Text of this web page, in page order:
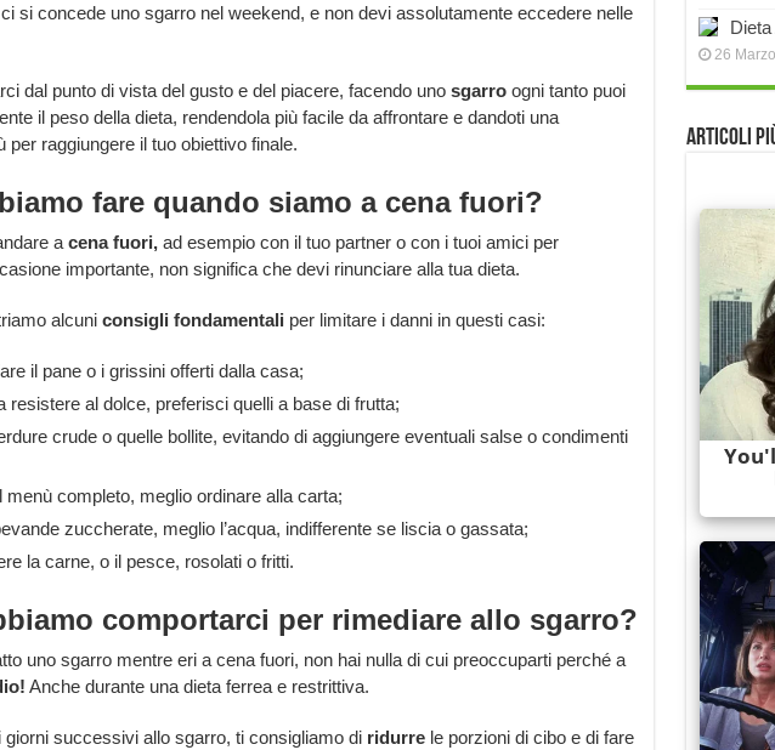
si concede uno sgarro nel weekend, e non devi assolutamente eccedere nelle
dal punto di vista del gusto e del piacere, facendo uno sgarroogni tanto puoi
il peso della dieta, rendendola più facile da affrontare e dandoti una
per raggiungere il tuo obiettivo finale.
fare quando siamo a cena fuori?
a cena fuori,ad esempio con il tuo partner o con i tuoi amici per
importante, non significa che devi rinunciare alla tua dieta.
alcuni consigli fondamentali per limitare i danni in questi casi:
il pane o i grissini offerti dalla casa;
resistere al dolce, preferisci quelli a base di frutta;
crude o quelle bollite, evitando di aggiungere eventuali salse o condimenti
menù completo, meglio ordinare alla carta;
zuccherate, meglio l’acqua, indifferente se liscia o gassata;
la carne, o il pesce, rosolati o fritti.
comportarci per rimediare allo sgarro?
uno sgarro mentre eri a cena fuori, non hai nulla di cui preoccuparti perché a
Anche durante una dieta ferrea e restrittiva.
giorni successivi allo sgarro, ti consigliamo di ridurrele porzioni di cibo e di fare
26
Articoli